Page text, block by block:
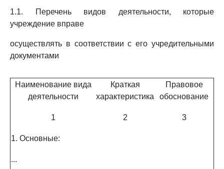
1.1. Перечень видов деятельности, которые
учреждение вправе
осуществлять в соответствии с его учредительными
документами
Наименование вида
деятельности
Краткая
характеристика
Правовое
обоснование
1 2 3
1. Основные:
...